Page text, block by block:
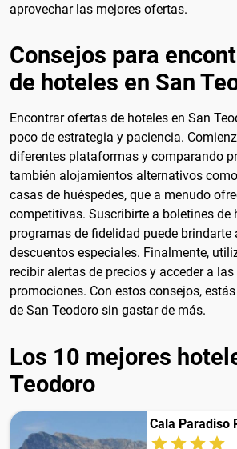
aprovechar las mejores ofertas.
Consejos para
de hoteles en San
Encontrar ofertas de hoteles en San
poco de estrategia y paciencia.
diferentes plataformas y comparando
también alojamientos alternativos
casas de huéspedes, que a menudo
competitivas. Suscribirte a boletines de
programas de fidelidad puede brindarte
descuentos especiales. Finalmente,
recibir alertas de precios y acceder a
promociones. Con estos consejos,
de San Teodoro sin gastar de más.
Los 10 mejores
Teodoro
Cala Paradiso